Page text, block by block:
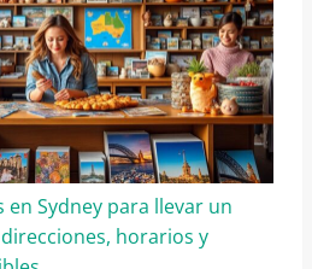
Sydney para llevar un
horarios y